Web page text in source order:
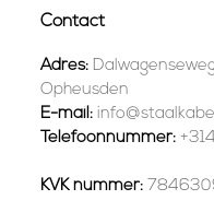
Contact
Adres:
Opheusden
E-mail:
Telefoonnummer:
KVK nummer: